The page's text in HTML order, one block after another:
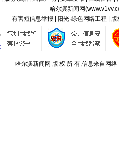
哈尔滨新闻网(
有害短信息举报 | 阳光·绿色网络工程 |
哈尔滨新闻网 版 权 所 有,信息来自网